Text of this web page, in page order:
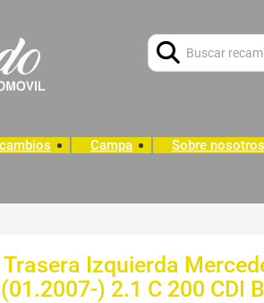
Campa Sobre nosotros
Izquierda
) 2.1 C 200 CDI